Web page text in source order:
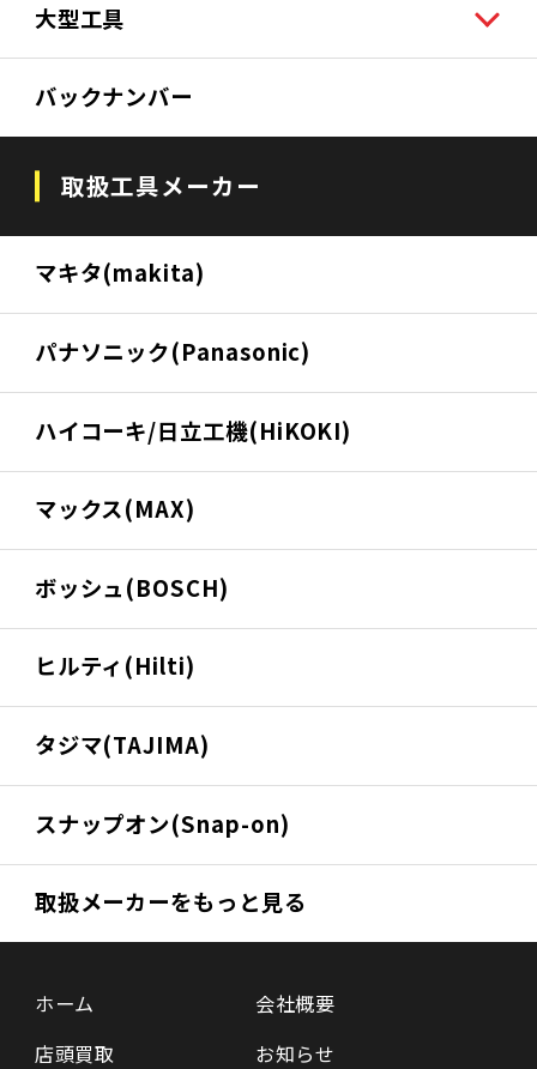
大型工具
バックナンバー
取扱工具メーカー
マキタ(makita)
パナソニック(Panasonic)
ハイコーキ/日立工機(HiKOKI)
マックス(MAX)
ボッシュ(BOSCH)
ヒルティ(Hilti)
タジマ(TAJIMA)
スナップオン(Snap-on)
取扱メーカーをもっと見る
ホーム
店頭買取
会社概要
お知らせ